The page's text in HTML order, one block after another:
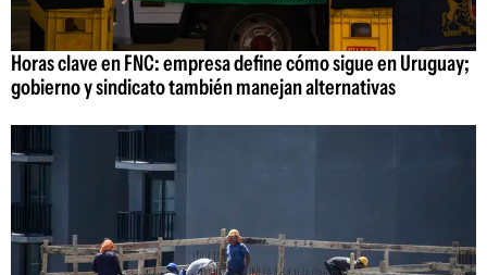
Horas clave en FNC: empresa define cómo sigue en Uruguay;
gobierno y sindicato también manejan alternativas